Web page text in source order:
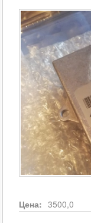
Цена: 3500,0